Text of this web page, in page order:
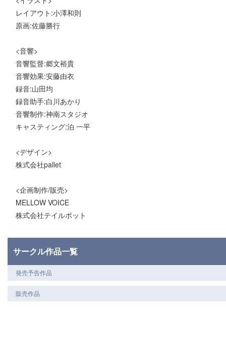
レイアウト:小澤和則
原画:佐藤勝行
<音響>
音響監督:郷文裕貴
音響効果:安藤由衣
録音:山田均
録音助手:白川あかり
音響制作:神南スタジオ
キャスティング:泊 一平
<デザイン>
株式会社pallet
<企画制作/販売>
MELLOW VOICE
株式会社テイルポット
サークル作品一覧
発売予告作品
販売作品